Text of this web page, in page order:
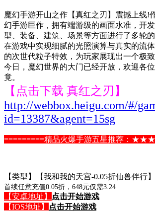
魔幻手游开山之作【真红之刃】震撼上线!
幻手游巨作，拥有端游级的画面水准，开
型、装备、建筑、场景等方面进行了多轮
在游戏中实现细腻的光照演算与真实的流
的次世代粒子特效，为玩家展现出一个极致
今日，魔幻世界的大门已经开放，欢迎各
竟。
【点击下载 真红之刃】
http://webbox.heigu.com/#/
id=13387&agent=15sg
=========精品火爆手游五星推荐：
【类型】【我和我的天宫-0.05折仙兽伴行
首续任意充值0.05折，648元仅需3.24
【安卓地址】
点击开始游戏
【IOS地址】
点击开始游戏